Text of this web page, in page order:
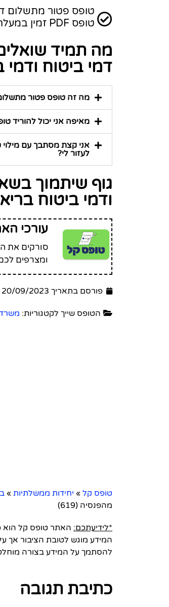
טופס PDF זמין במעלה העמוד.
מה תמיד
דמי ביטוח ודמי
מה זה טופס פטור מתשלום
מאיפה אני יכול להוריד
לעזור לי?
גוף שיתמוך
ודמי ביטוח
עורכי
סורקים את
ומצרפים
פורסם בתאריך 20/09/2023
הטופס שייך לקטגוריות:
טופס קל » יחידות ממשלתיות »
מהפנסיה (619)
*לידיעתכם: האתר טופס קל הוא
המידע מוגש לטובת הציבור אך
להסתמך על המידע בצורה
כתיבת תגובה